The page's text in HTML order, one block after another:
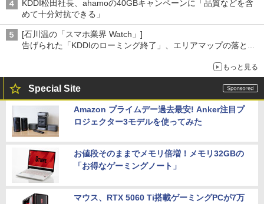
KDDI松田社長、ahamoの40GBキャンペーンに「品質などを含
めて十分対抗できる」
[石川温の「スマホ業界 Watch」]
告げられた「KDDIのローミング終了」、エリアマップの落とし
もっと見る
Special Site
Amazon プライムデー過去最安! Anker注目プ
ロジェクター3モデルを使ってみた
お値段そのままでメモリ倍増！メモリ32GBの
「お得なゲーミングノート」
マウス、RTX 5060 Ti搭載ゲーミングPCが7万